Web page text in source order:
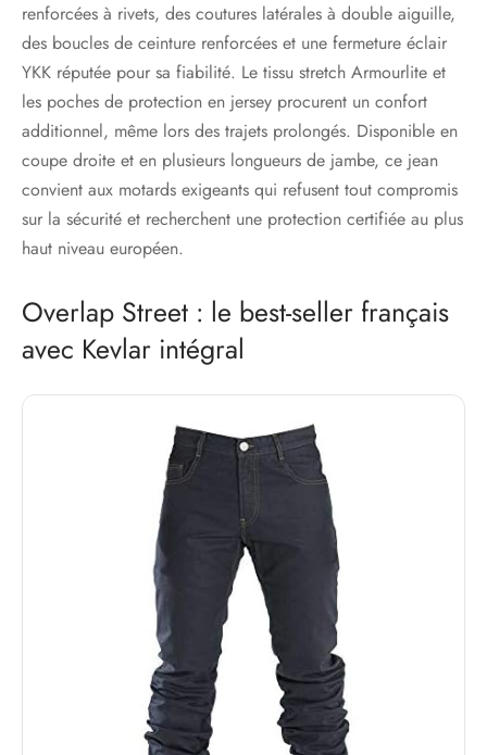
renforcées à rivets, des coutures latérales à double aiguille,
des boucles de ceinture renforcées et une fermeture éclair
YKK réputée pour sa fiabilité. Le tissu stretch Armourlite et
les poches de protection en jersey procurent un confort
additionnel, même lors des trajets prolongés. Disponible en
coupe droite et en plusieurs longueurs de jambe, ce jean
convient aux motards exigeants qui refusent tout compromis
sur la sécurité et recherchent une protection certifiée au plus
haut niveau européen.
Overlap Street : le best-seller français
avec Kevlar intégral